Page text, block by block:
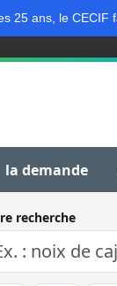
25 ans, le CECIF
la demande
recherche